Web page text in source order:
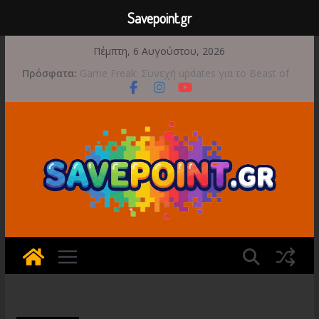
περιεχόμενο
Πέμπτη, 6 Αυγούστου, 2026
Πρόσφατα: Game Freak: Συνεχή updates για το Beast of
Reincarnation μετά την ανάμεικτη υποδοχή
Μια φωτογραφική περιπέτεια συνεχίζεται στο
Διασχίστε τους ουρανούς με το Wild Blue
Skies αυτό το φθινόπωρο
Διακοπές και παιχνίδι για όλη την οικογένεια!
Έρχεται 1η Σεπτεμβρίου το Crimson Moon
Savepoint.gr